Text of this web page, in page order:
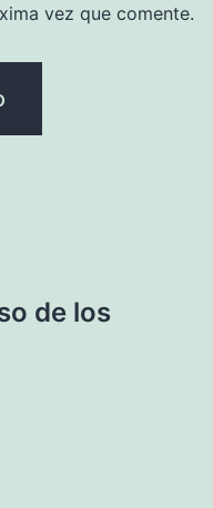
vez que comente.
de los